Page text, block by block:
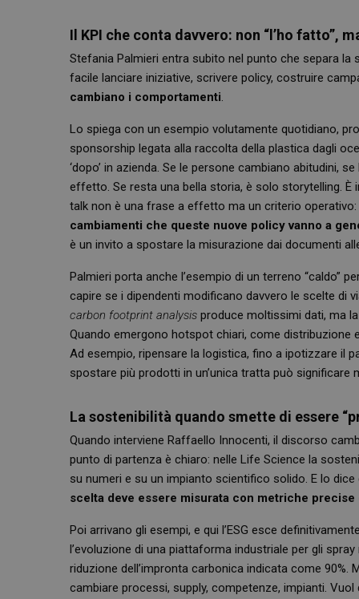
Il KPI che conta davvero: non “l’ho fatto”,
Stefania Palmieri entra subito nel punto che separa la
facile lanciare iniziative, scrivere policy, costruire
cambiano i comportamenti.
Lo spiega con un esempio volutamente quotidiano,
sponsorship legata alla raccolta della plastica dagli
‘dopo’ in azienda. Se le persone cambiano abitudini,
effetto. Se resta una bella storia, è solo storytelling.
talk non è una frase a effetto ma un criterio operativo:
cambiamenti che queste nuove policy vanno a
è un invito a spostare la misurazione dai documenti
Palmieri porta anche l’esempio di un terreno “caldo”
capire se i dipendenti modificano davvero le scelte di
carbon footprint analysis produce moltissimi dati, ma
Quando emergono hotspot chiari, come distribuzione
Ad esempio, ripensare la logistica, fino a ipotizzare il
spostare più prodotti in un’unica tratta può significare
La sostenibilità quando smette di essere
Quando interviene Raffaello Innocenti, il discorso
punto di partenza è chiaro: nelle Life Science la
su numeri e su un impianto scientifico solido. E lo
scelta deve essere misurata con metriche
Poi arrivano gli esempi, e qui l’ESG esce
l’evoluzione di una piattaforma industriale per gli
riduzione dell’impronta carbonica indicata come
cambiare processi, supply, competenze, impianti.